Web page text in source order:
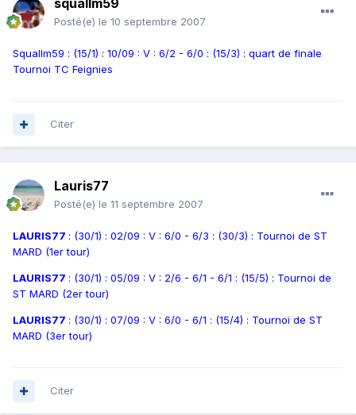
squallm59
Posté(e) le 10 septembre 2007
Squallm59 : (15/1) : 10/09 : V : 6/2 - 6/0 : (15/3) : quart de finale
Tournoi TC Feignies
Citer
Lauris77
Posté(e) le 11 septembre 2007
LAURIS77 : (30/1) : 02/09 : V : 6/0 - 6/3 : (30/3) : Tournoi de ST
MARD (1er tour)
LAURIS77 : (30/1) : 05/09 : V : 2/6 - 6/1 - 6/1 : (15/5) : Tournoi de
ST MARD (2er tour)
LAURIS77 : (30/1) : 07/09 : V : 6/0 - 6/1 : (15/4) : Tournoi de ST
MARD (3er tour)
Citer